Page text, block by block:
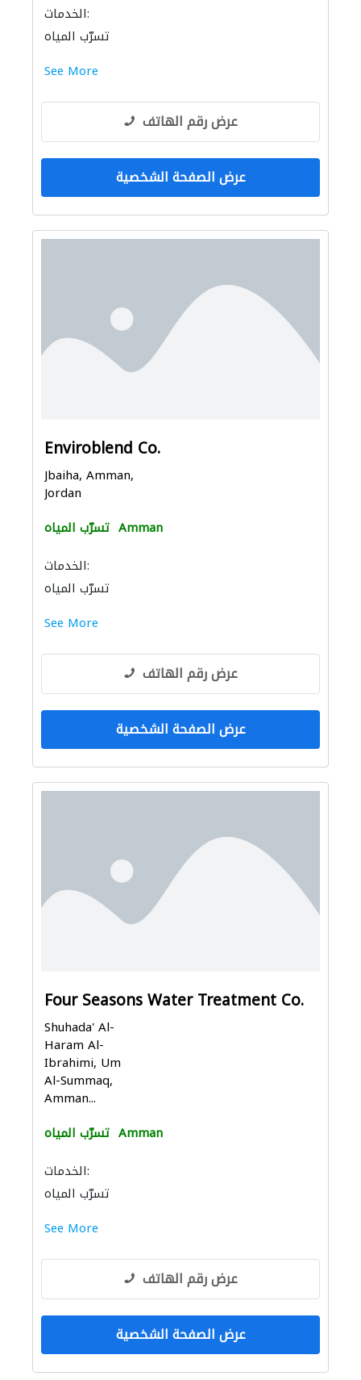
الخدمات:
تسرّب المياه
See More
عرض رقم الهاتف
عرض الصفحة الشخصية
Enviroblend Co.
Jbaiha, Amman,
Jordan
تسرّب المياه Amman
الخدمات:
تسرّب المياه
See More
عرض رقم الهاتف
عرض الصفحة الشخصية
Four Seasons Water Treatment Co.
Shuhada' Al-
Haram Al-
Ibrahimi, Um
Al-Summaq,
Amman...
تسرّب المياه Amman
الخدمات:
تسرّب المياه
See More
عرض رقم الهاتف
عرض الصفحة الشخصية